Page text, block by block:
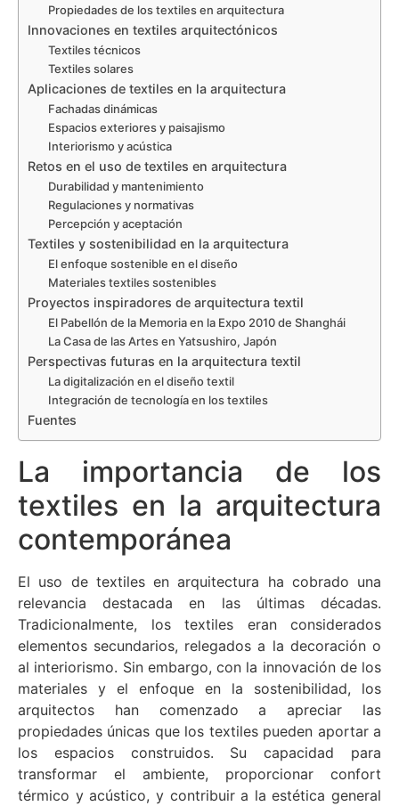
Propiedades de los textiles en arquitectura
Innovaciones en textiles arquitectónicos
Textiles técnicos
Textiles solares
Aplicaciones de textiles en la arquitectura
Fachadas dinámicas
Espacios exteriores y paisajismo
Interiorismo y acústica
Retos en el uso de textiles en arquitectura
Durabilidad y mantenimiento
Regulaciones y normativas
Percepción y aceptación
Textiles y sostenibilidad en la arquitectura
El enfoque sostenible en el diseño
Materiales textiles sostenibles
Proyectos inspiradores de arquitectura textil
El Pabellón de la Memoria en la Expo 2010 de Shanghái
La Casa de las Artes en Yatsushiro, Japón
Perspectivas futuras en la arquitectura textil
La digitalización en el diseño textil
Integración de tecnología en los textiles
Fuentes
La importancia de los
textiles en la arquitectura
contemporánea
El uso de textiles en arquitectura ha cobrado una
relevancia destacada en las últimas décadas.
Tradicionalmente, los textiles eran considerados
elementos secundarios, relegados a la decoración o
al interiorismo. Sin embargo, con la innovación de los
materiales y el enfoque en la sostenibilidad, los
arquitectos han comenzado a apreciar las
propiedades únicas que los textiles pueden aportar a
los espacios construidos. Su capacidad para
transformar el ambiente, proporcionar confort
térmico y acústico, y contribuir a la estética general